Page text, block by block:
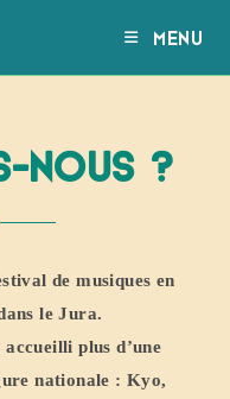
MENU
nous ?
de musiques en
le Jura.
plus d’une
nationale : Kyo,